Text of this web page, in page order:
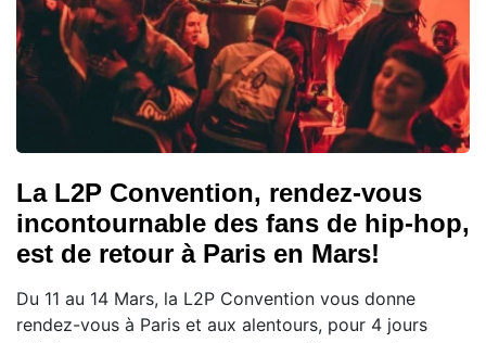
La L2P Convention, rendez-vous
incontournable des fans de hip-hop,
est de retour à Paris en Mars!
Du 11 au 14 Mars, la L2P Convention vous donne
rendez-vous à Paris et aux alentours, pour 4 jours